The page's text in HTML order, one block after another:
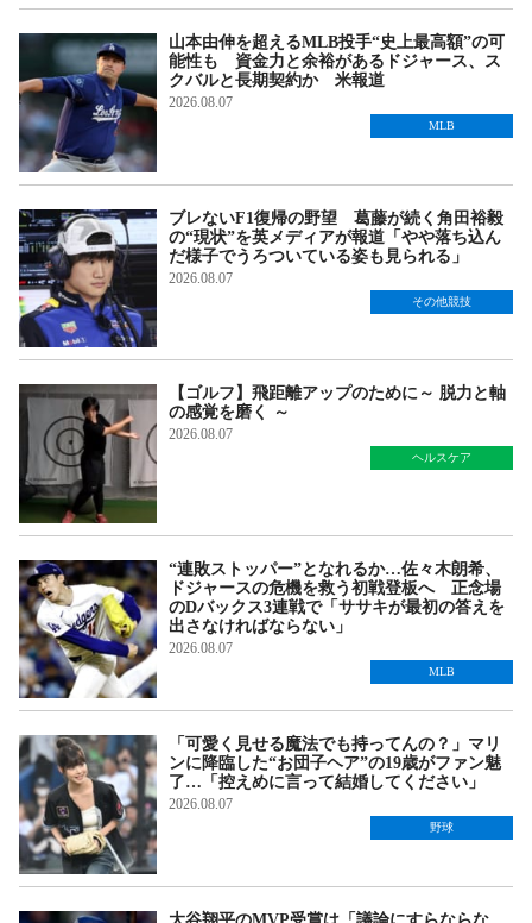
山本由伸を超えるMLB投手“史上最高額”の可
能性も 資金力と余裕があるドジャース、ス
クバルと長期契約か 米報道
2026.08.07
MLB
ブレないF1復帰の野望 葛藤が続く角田裕毅
の“現状”を英メディアが報道「やや落ち込ん
だ様子でうろついている姿も見られる」
2026.08.07
その他競技
【ゴルフ】飛距離アップのために～ 脱力と軸
の感覚を磨く ～
2026.08.07
ヘルスケア
“連敗ストッパー”となれるか…佐々木朗希、
ドジャースの危機を救う初戦登板へ 正念場
のDバックス3連戦で「ササキが最初の答えを
出さなければならない」
2026.08.07
MLB
「可愛く見せる魔法でも持ってんの？」マリ
ンに降臨した“お団子ヘア”の19歳がファン魅
了…「控えめに言って結婚してください」
2026.08.07
野球